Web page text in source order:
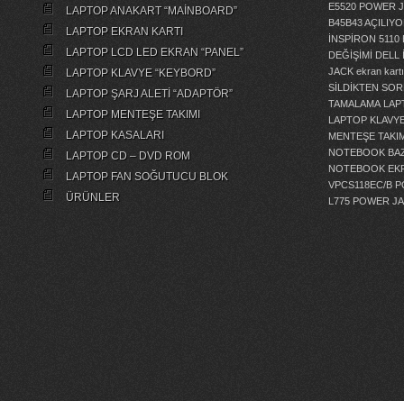
LAPTOP ANAKART “MAİNBOARD”
LAPTOP EKRAN KARTI
LAPTOP LCD LED EKRAN “PANEL”
LAPTOP KLAVYE “KEYBORD”
LAPTOP ŞARJ ALETİ “ADAPTÖR”
LAPTOP MENTEŞE TAKIMI
LAPTOP KASALARI
LAPTOP CD – DVD ROM
LAPTOP FAN SOĞUTUCU BLOK
ÜRÜNLER
E5520 POWER
B45B43
İNSPİRON
DEĞİŞİMİ
DELL
JACK ekran
SİLDİKTEN
TAMALAMA
LAPTOP
MENTEŞE
NOTEBOOK
NOTEBOOK
VPCS118EC/B
L775 POWER